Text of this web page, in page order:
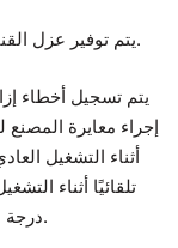
• يتم توفير عزل القناة والكشف عن المدخلات المفتوحة لكل قناة.
إجراء معايرة
أثناء التشغيل
تلقائيًا أثناء
درجة الحرارة. لا يلزم معايرة المستخدم على الإطلاق.